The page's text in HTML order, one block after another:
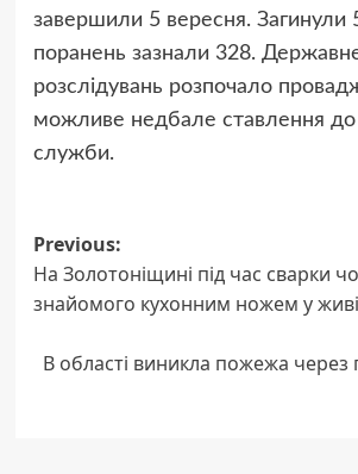
завершили 5 вересня. Загинули
поранень зазнали 328.
розслідувань розпочало
можливе недбале ставлення до
служби.
Post
navigation
Previous:
На Золотоніщині під час сварки
знайомого кухонним ножем у
В області виникла пожежа через